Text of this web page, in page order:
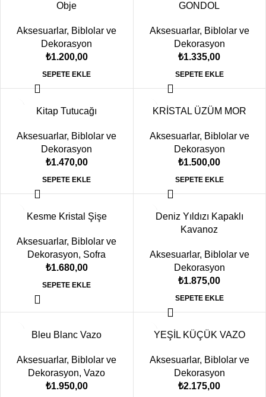
Obje
Aksesuarlar, Biblolar ve
Dekorasyon
₺1.200,00
SEPETE EKLE
GONDOL
Aksesuarlar, Biblolar ve
Dekorasyon
₺1.335,00
SEPETE EKLE
Kitap Tutucağı
Aksesuarlar, Biblolar ve
Dekorasyon
₺1.470,00
SEPETE EKLE
KRİSTAL ÜZÜM MOR
Aksesuarlar, Biblolar ve
Dekorasyon
₺1.500,00
SEPETE EKLE
Kesme Kristal Şişe
Aksesuarlar, Biblolar ve
Dekorasyon, Sofra
₺1.680,00
SEPETE EKLE
Deniz Yıldızı Kapaklı
Kavanoz
Aksesuarlar, Biblolar ve
Dekorasyon
₺1.875,00
SEPETE EKLE
Bleu Blanc Vazo
Aksesuarlar, Biblolar ve
Dekorasyon,Vazo
₺1.950,00
YEŞİL KÜÇÜK VAZO
Aksesuarlar, Biblolar ve
Dekorasyon
₺2.175,00